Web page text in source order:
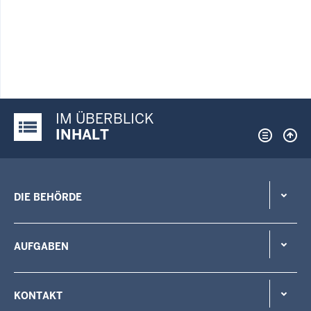
Justiz-Portal im Überblick:
IM ÜBERBLICK
INHALT
DIE BEHÖRDE
AUFGABEN
KONTAKT